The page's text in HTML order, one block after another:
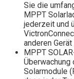
Sie die
MPPT
jederzeit und
anderen
MPPT
Überwachung
Solarmodule